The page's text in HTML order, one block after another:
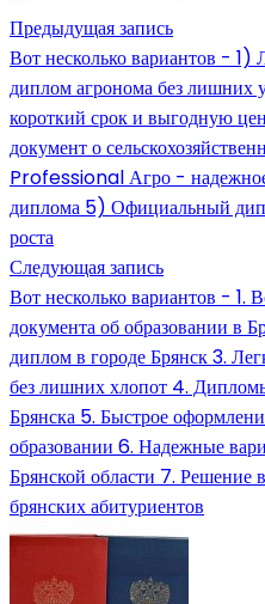
Предыдущая запись
Вот несколько вариантов - 1)
диплом агронома без лишних
короткий срок и выгодную
документ о
Professional Агро -
диплома 5) Официальный
роста
Следующая запись
Вот несколько вариантов - 1.
документа об образовании в
диплом в городе Брянск 3.
без лишних хлопот 4.
Брянска 5. Быстрое
образовании 6. Надежные
Брянской области 7. Решение
брянских абитуриентов